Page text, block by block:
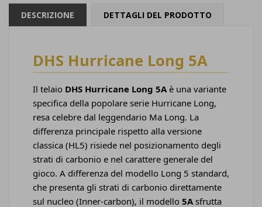
DESCRIZIONE DETTAGLI DEL PRODOTTO
DHS Hurricane Long 5A
Il telaio DHS Hurricane Long 5Aè una variante
specifica della popolare serie Hurricane Long,
resa celebre dal leggendario Ma Long. La
differenza principale rispetto alla versione
classica (HL5) risiede nel posizionamento degli
strati di carbonio e nel carattere generale del
gioco. A differenza del modello Long 5 standard,
che presenta gli strati di carbonio direttamente
sul nucleo (Inner-carbon), il modello 5Asfrutta